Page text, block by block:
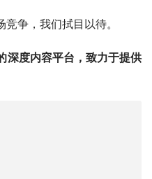
争，我们拭目以待。
深度内容平台，致力于提供